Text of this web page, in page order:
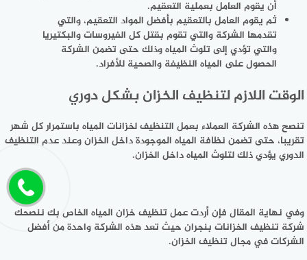
أن يقوم العامل بعملية التعقيم.
ثم يقوم العامل بالتعقيم بأفضل المواد التعقيم، والتي
تقدمها الشركة والتي تقوم بقتل كل الفيروسات والبكتيريا
والتي تؤدي إلى تلوث المياه وذلك حتى تضمن الشركة
الحصول على المياه النظيفة والصحية للأفراد.
الوقت اللازم لتنظيف الخزان بشكل دوري
تنصح هذه الشركة العملاء بعمل التنظيف لخزانات المياه باستمرار كل شهر
تقريبا، حتى تضمن نظافة المياه الموجودة داخل الخزان وعند عدم التنظيف
الدوري يؤدي ذلك لتلوث المياه داخل الخزان.
وفي نهاية المقال فإن أردت عمل تنظيف خزان المياه الخاص بك ننصحك
شركة تنظيف الخزانات بنجران حيث تعد هذه الشركة واحدة من أفضل
الشركات في مجال تنظيف الخزان.